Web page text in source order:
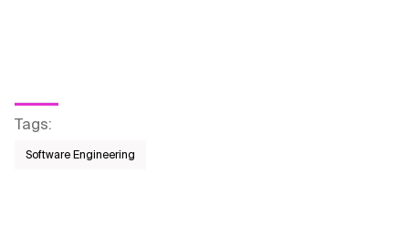
Tags:
Software Engineering